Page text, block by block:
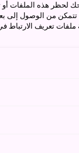
لحظر هذه الملفات أو
من الوصول إلى
تعريف